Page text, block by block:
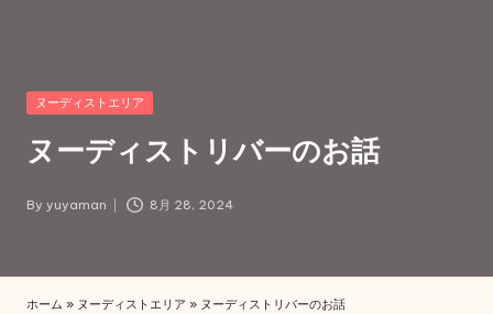
Posted
ヌーディストエリア
ヌーディストリバーのお話
Posted
By yuyaman 8月 28, 2024
ホーム » ヌーディストエリア » ヌーディストリバーのお話